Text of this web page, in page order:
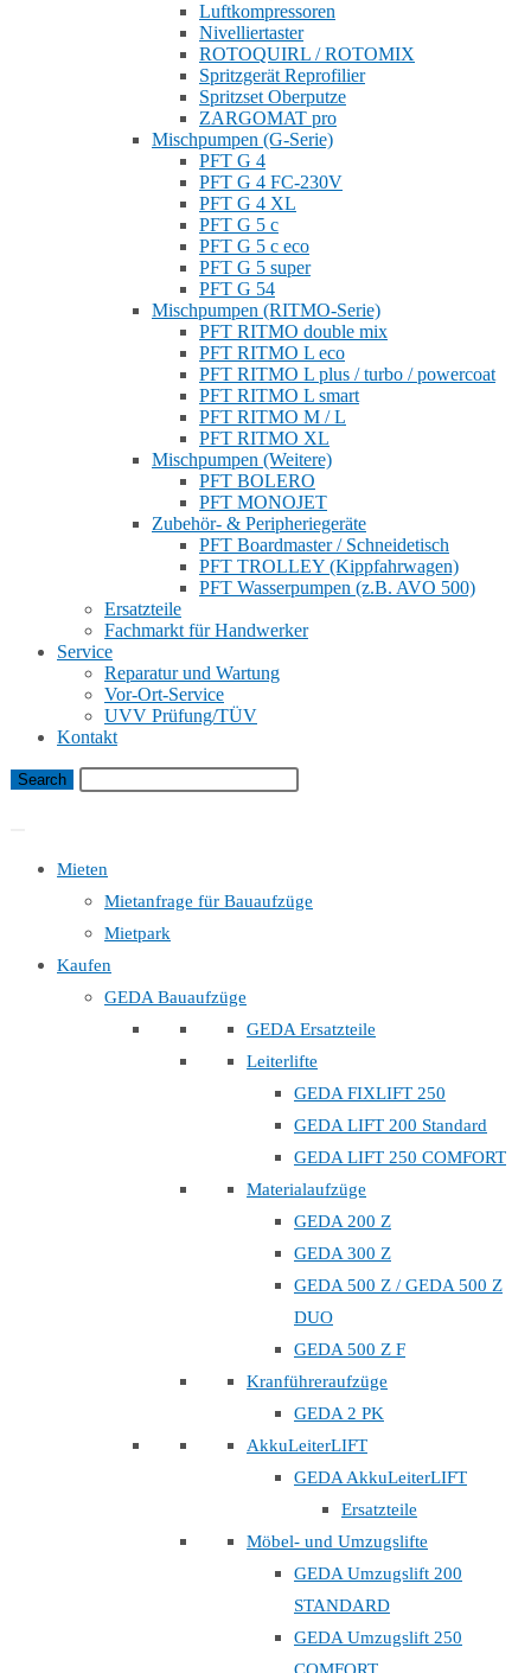
Luftkompressoren
Nivelliertaster
ROTOQUIRL / ROTOMIX
Spritzgerät Reprofilier
Spritzset Oberputze
ZARGOMAT pro
Mischpumpen (G-Serie)
PFT G 4
PFT G 4 FC-230V
PFT G 4 XL
PFT G 5 c
PFT G 5 c eco
PFT G 5 super
PFT G 54
Mischpumpen (RITMO-Serie)
PFT RITMO double mix
PFT RITMO L eco
PFT RITMO L plus / turbo / powercoat
PFT RITMO L smart
PFT RITMO M / L
PFT RITMO XL
Mischpumpen (Weitere)
PFT BOLERO
PFT MONOJET
Zubehör- & Peripheriegeräte
PFT Boardmaster / Schneidetisch
PFT TROLLEY (Kippfahrwagen)
PFT Wasserpumpen (z.B. AVO 500)
Ersatzteile
Fachmarkt für Handwerker
Service
Reparatur und Wartung
Vor-Ort-Service
UVV Prüfung/TÜV
Kontakt
Mieten
Mietanfrage für Bauaufzüge
Mietpark
Kaufen
GEDA Bauaufzüge
GEDA Ersatzteile
Leiterlifte
GEDA FIXLIFT 250
GEDA LIFT 200 Standard
GEDA LIFT 250 COMFORT
Materialaufzüge
GEDA 200 Z
GEDA 300 Z
GEDA 500 Z / GEDA 500 Z
DUO
GEDA 500 Z F
Kranführeraufzüge
GEDA 2 PK
AkkuLeiterLIFT
GEDA AkkuLeiterLIFT
Ersatzteile
Möbel- und Umzugslifte
GEDA Umzugslift 200
STANDARD
GEDA Umzugslift 250